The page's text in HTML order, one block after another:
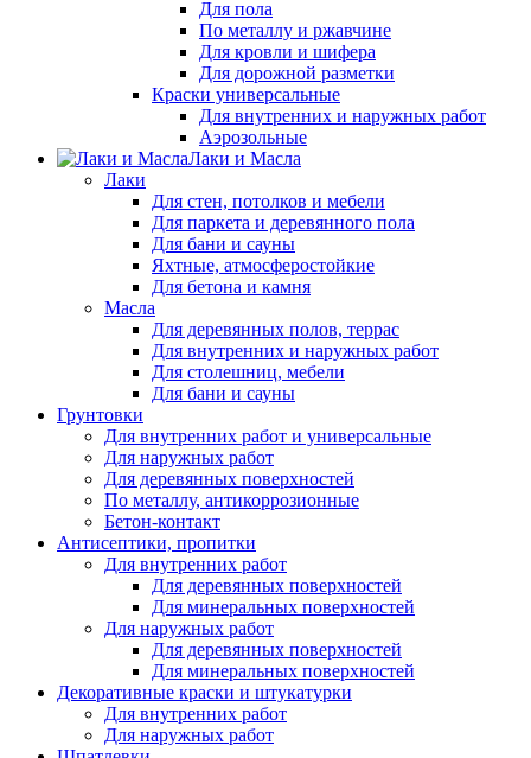
Для пола
По металлу и ржавчине
Для кровли и шифера
Для дорожной разметки
Краски универсальные
Для внутренних и наружных работ
Аэрозольные
Лаки и Масла
Лаки
Для стен, потолков и мебели
Для паркета и деревянного пола
Для бани и сауны
Яхтные, атмосферостойкие
Для бетона и камня
Масла
Для деревянных полов, террас
Для внутренних и наружных работ
Для столешниц, мебели
Для бани и сауны
Грунтовки
Для внутренних работ и универсальные
Для наружных работ
Для деревянных поверхностей
По металлу, антикоррозионные
Бетон-контакт
Антисептики, пропитки
Для внутренних работ
Для деревянных поверхностей
Для минеральных поверхностей
Для наружных работ
Для деревянных поверхностей
Для минеральных поверхностей
Декоративные краски и штукатурки
Для внутренних работ
Для наружных работ